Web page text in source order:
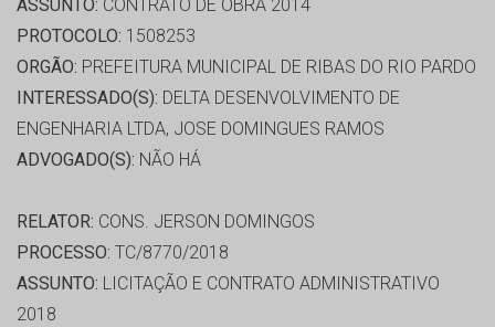
ASSUNTO: CONTRATO DE OBRA 2014
PROTOCOLO: 1508253
ORGÃO: PREFEITURA MUNICIPAL DE RIBAS DO RIO PARDO
INTERESSADO(S): DELTA DESENVOLVIMENTO DE
ENGENHARIA LTDA, JOSE DOMINGUES RAMOS
ADVOGADO(S): NÃO HÁ
RELATOR: CONS. JERSON DOMINGOS
PROCESSO: TC/8770/2018
ASSUNTO: LICITAÇÃO E CONTRATO ADMINISTRATIVO
2018